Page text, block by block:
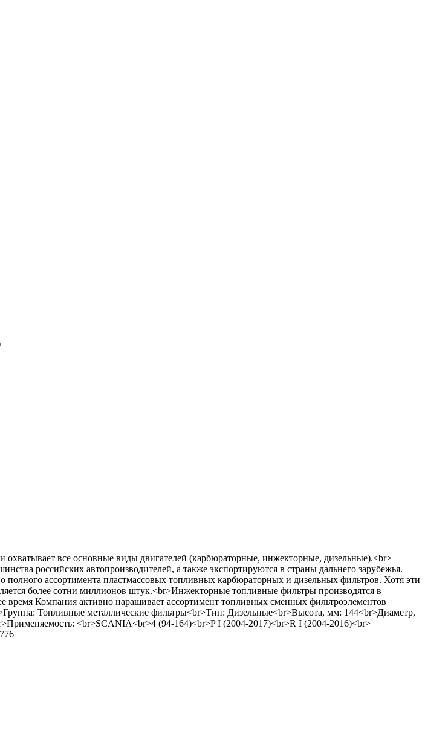
все основные виды двигателей (карбюраторные, инжекторные, дизельные).<br>
российских автопроизводителей, а также экспортируются в страны дальнего зарубежья.
ассортимента пластмассовых топливных карбюраторных и дизельных фильтров. Хотя эти
более сотни миллионов штук.<br>Инжекторные топливные фильтры производятся в
Компания активно наращивает ассортимент топливных сменных фильтроэлементов
Топливные металлические фильтры<br>Тип: Дизельные<br>Высота, мм: 144<br>Диаметр,
<br>SCANIA<br>4 (94-164)<br>P I (2004-2017)<br>R I (2004-2016)<br>